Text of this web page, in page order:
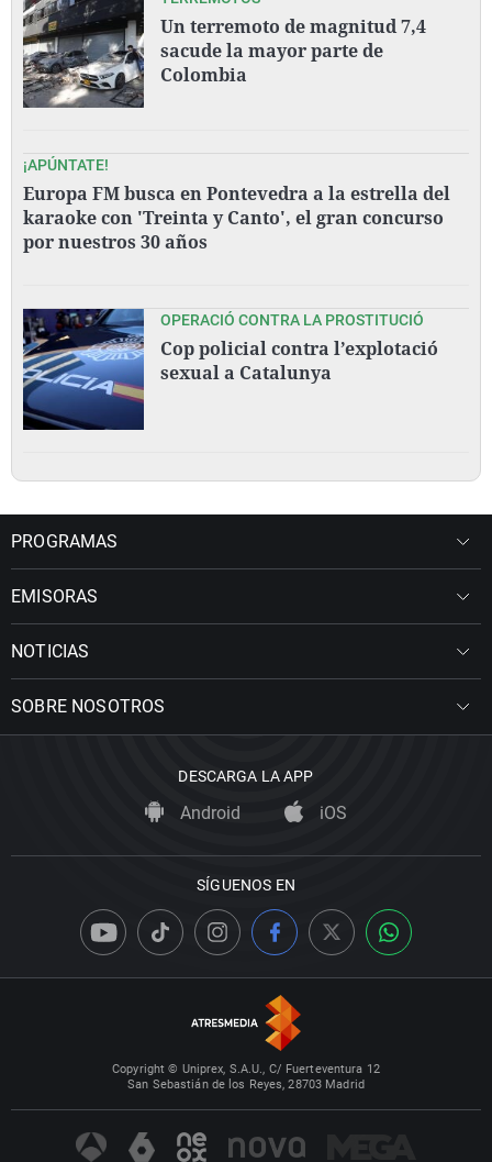
Un terremoto de magnitud 7,4
sacude la mayor parte de
Colombia
¡APÚNTATE!
Europa FM busca en Pontevedra a la estrella del
karaoke con 'Treinta y Canto', el gran concurso
por nuestros 30 años
OPERACIÓ CONTRA LA PROSTITUCIÓ
Cop policial contra l’explotació
sexual a Catalunya
PROGRAMAS
EMISORAS
NOTICIAS
SOBRE NOSOTROS
DESCARGA LA APP
Android iOS
SÍGUENOS EN
Copyright © Uniprex, S.A.U., C/ Fuerteventura 12
San Sebastián de los Reyes, 28703 Madrid